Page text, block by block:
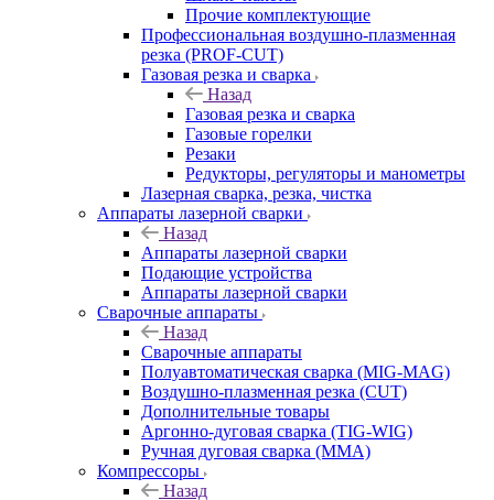
Прочие комплектующие
Профессиональная воздушно-плазменная
резка (PROF-CUT)
Газовая резка и сварка
Назад
Газовая резка и сварка
Газовые горелки
Резаки
Редукторы, регуляторы и манометры
Лазерная сварка, резка, чистка
Аппараты лазерной сварки
Назад
Аппараты лазерной сварки
Подающие устройства
Аппараты лазерной сварки
Сварочные аппараты
Назад
Сварочные аппараты
Полуавтоматическая сварка (MIG-MAG)
Воздушно-плазменная резка (CUT)
Дополнительные товары
Аргонно-дуговая сварка (TIG-WIG)
Ручная дуговая сварка (MMA)
Компрессоры
Назад